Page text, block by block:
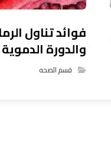
فوائد تناول
والدورة الدموية
قسم الصحه